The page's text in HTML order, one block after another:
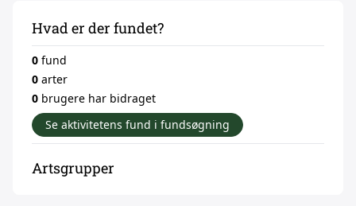
Hvad er der fundet?
0 fund
0 arter
0 brugere har bidraget
Se aktivitetens fund i fundsøgning
Artsgrupper